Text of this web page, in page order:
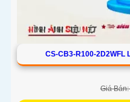
CS-CB3-R100-2D2WFL
Giá